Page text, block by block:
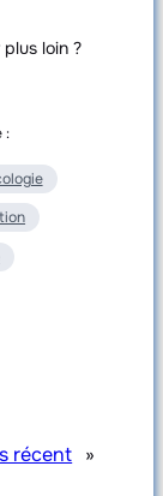
loin ?
:
récent »